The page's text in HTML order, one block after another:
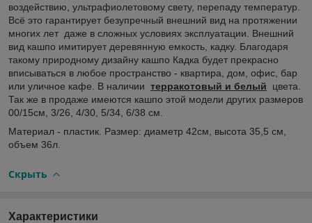
воздействию, ультрафиолетовому свету, перепаду температур.
Всё это гарантирует безупречный внешний вид на протяжении
многих лет даже в сложных условиях эксплуатации. Внешний
вид кашпо имитирует деревянную емкость, кадку. Благодаря
такому природному дизайну кашпо Кадка будет прекрасно
вписываться в любое пространство - квартира, дом, офис, бар
или уличное кафе. В наличии терракотовый и белый цвета.
Так же в продаже имеются кашпо этой модели других размеров
00/15см, 3/26, 4/30, 5/34, 6/38 см.
Материал - пластик. Размер: диаметр 42см, высота 35,5 см,
объем 36л.
Скрыть
Характеристики